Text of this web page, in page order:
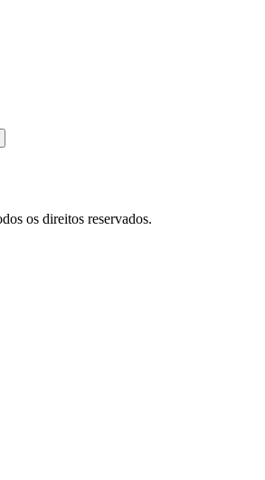
os direitos reservados.